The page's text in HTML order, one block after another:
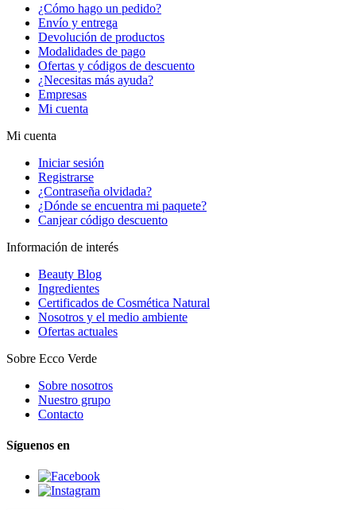
¿Cómo hago un pedido?
Envío y entrega
Devolución de productos
Modalidades de pago
Ofertas y códigos de descuento
¿Necesitas más ayuda?
Empresas
Mi cuenta
Mi cuenta
Iniciar sesión
Registrarse
¿Contraseña olvidada?
¿Dónde se encuentra mi paquete?
Canjear código descuento
Información de interés
Beauty Blog
Ingredientes
Certificados de Cosmética Natural
Nosotros y el medio ambiente
Ofertas actuales
Sobre Ecco Verde
Sobre nosotros
Nuestro grupo
Contacto
Síguenos en